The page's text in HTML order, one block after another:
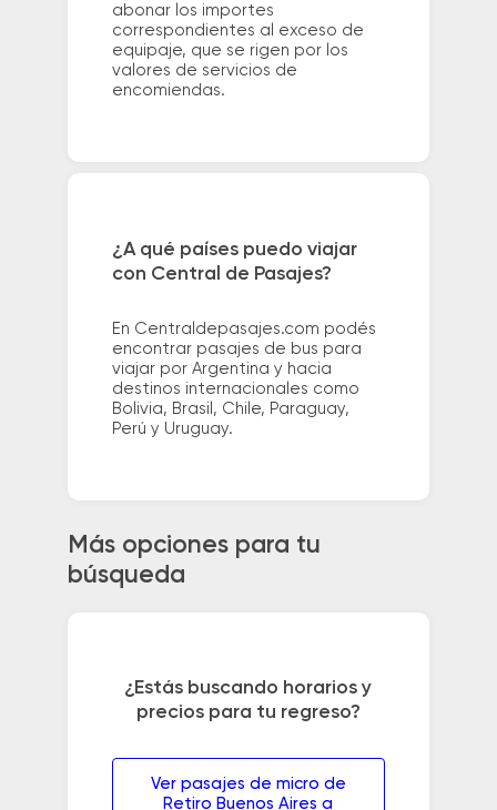
abonar los importes
correspondientes al exceso de
equipaje, que se rigen por los
valores de servicios de
encomiendas.
¿A qué países puedo viajar
con Central de Pasajes?
En Centraldepasajes.com podés
encontrar pasajes de bus para
viajar por Argentina y hacia
destinos internacionales como
Bolivia, Brasil, Chile, Paraguay,
Perú y Uruguay.
Más opciones para tu
búsqueda
¿Estás buscando horarios y
precios para tu regreso?
Ver pasajes de micro de
Retiro Buenos Aires a